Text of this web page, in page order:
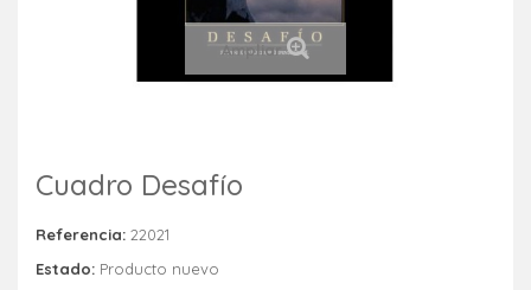
Ampliar
Cuadro Desafío
Referencia: 22021
Estado: Producto nuevo